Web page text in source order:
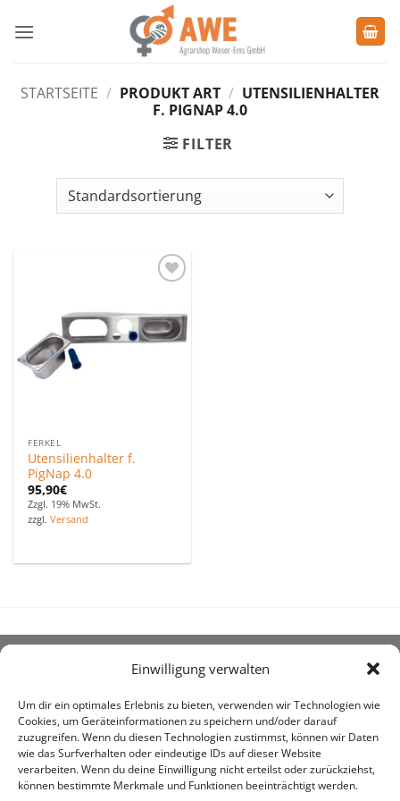
Einwilligung verwalten
Um dir ein optimales Erlebnis zu bieten, verwenden wir Technologien wie
Cookies, um Geräteinformationen zu speichern und/oder darauf
zuzugreifen. Wenn du diesen Technologien zustimmst, können wir Daten
wie das Surfverhalten oder eindeutige IDs auf dieser Website
verarbeiten. Wenn du deine Einwilligung nicht erteilst oder zurückziehst,
können bestimmte Merkmale und Funktionen beeinträchtigt werden.
Inhalt
STARTSEITE / PRODUKT ART / UTENSILIENHALTER
F. PIGNAP 4.0
FILTER
hinzufügen
FERKEL
Utensilienhalter f.
PigNap 4.0
95,90€
Zzgl. 19% MwSt.
zzgl.Versand